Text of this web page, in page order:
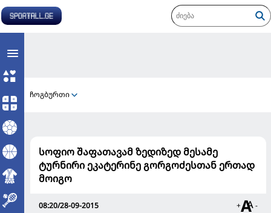
ჩოგბურთი
სოფიო შაფათავამ ზედიზედ მესამე
ტურნირი ეკატერინე გორგოძესთან ერთად
მოიგო
08:20/28-09-2015 + -